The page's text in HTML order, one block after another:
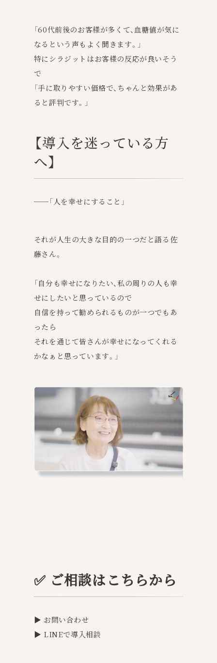
「60代前後のお客様が多くて、血糖値が気に
なるという声もよく聞きます。」
特にシラジットはお客様の反応が良いそう
で
「手に取りやすい価格で、ちゃんと効果があ
ると評判です。」
【導入を迷っている方
へ】
──「人を幸せにすること」
それが人生の大きな目的の一つだと語る佐
藤さん。
「自分も幸せになりたい、 私の周りの人も幸
せにしたいと思っているので
自信を持って勧められるものが一つでもあ
ったら
それを通じて皆さんが幸せになってくれる
かなぁと思っています。」
✅ ご相談はこちらから
▶ お問い合わせ
▶ LINEで導入相談